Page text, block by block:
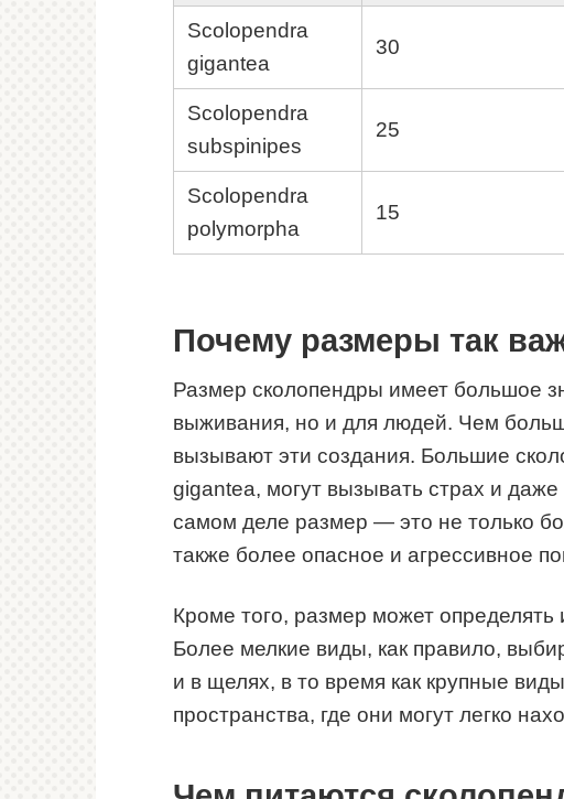
Scolopendra
gigantea
30
Scolopendra
subspinipes
25
Scolopendra
polymorpha
15
Почему размеры так
Размер сколопендры имеет большое
выживания, но и для людей. Чем
вызывают эти создания. Большие
gigantea, могут вызывать страх и
самом деле размер — это не только
также более опасное и агрессивное
Кроме того, размер может
Более мелкие виды, как правило,
и в щелях, в то время как крупные
пространства, где они могут легко